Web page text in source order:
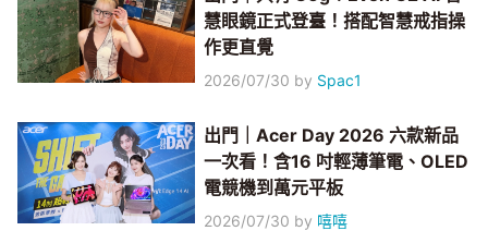
慧眼鏡正式登臺！搭配智慧戒指操
作更直覺
2026/07/30 by Spac1
出門｜Acer Day 2026 六款新品
一次看！含16 吋輕薄筆電、OLED
電競機到萬元平板
2026/07/30 by 嘻嘻